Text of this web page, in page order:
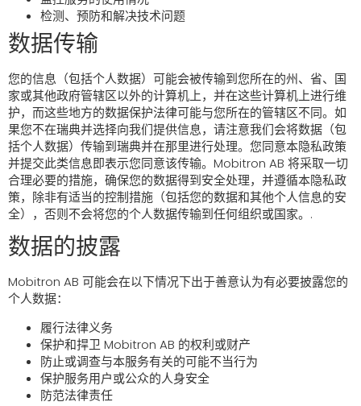
检测、预防和解决技术问题
数据传输
您的信息（包括个人数据）可能会被传输到您所在的州、省、国
家或其他政府管辖区以外的计算机上，并在这些计算机上进行维
护，而这些地方的数据保护法律可能与您所在的管辖区不同。如
果您不在瑞典并选择向我们提供信息，请注意我们会将数据（包
括个人数据）传输到瑞典并在那里进行处理。您同意本隐私政策
并提交此类信息即表示您同意该传输。Mobitron AB 将采取一切
合理必要的措施，确保您的数据得到安全处理，并遵循本隐私政
策，除非有适当的控制措施（包括您的数据和其他个人信息的安
全），否则不会将您的个人数据传输到任何组织或国家。.
数据的披露
Mobitron AB 可能会在以下情况下出于善意认为有必要披露您的
个人数据：
履行法律义务
保护和捍卫 Mobitron AB 的权利或财产
防止或调查与本服务有关的可能不当行为
保护服务用户或公众的人身安全
防范法律责任